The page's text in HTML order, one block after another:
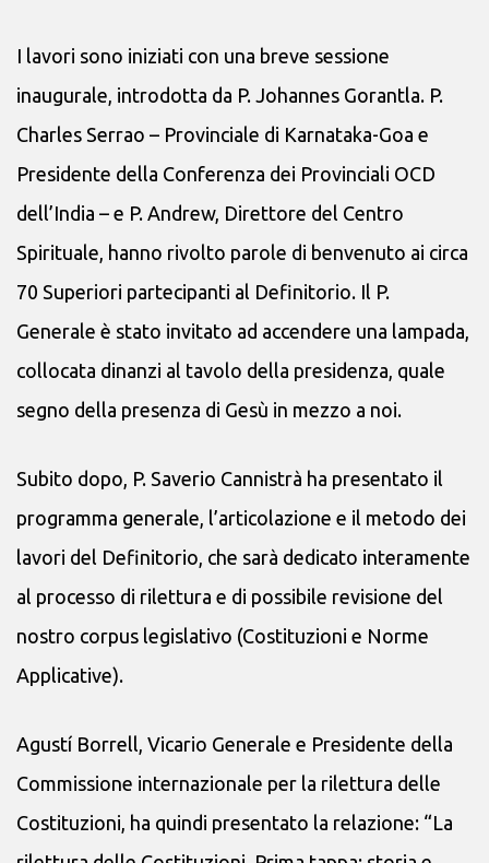
I lavori sono iniziati con una breve sessione
inaugurale, introdotta da P. Johannes Gorantla. P.
Charles Serrao – Provinciale di Karnataka-Goa e
Presidente della Conferenza dei Provinciali OCD
dell’India – e P. Andrew, Direttore del Centro
Spirituale, hanno rivolto parole di benvenuto ai circa
70 Superiori partecipanti al Definitorio. Il P.
Generale è stato invitato ad accendere una lampada,
collocata dinanzi al tavolo della presidenza, quale
segno della presenza di Gesù in mezzo a noi.
Subito dopo, P. Saverio Cannistrà ha presentato il
programma generale, l’articolazione e il metodo dei
lavori del Definitorio, che sarà dedicato interamente
al processo di rilettura e di possibile revisione del
nostro corpus legislativo (Costituzioni e Norme
Applicative).
Agustí Borrell, Vicario Generale e Presidente della
Commissione internazionale per la rilettura delle
Costituzioni, ha quindi presentato la relazione: “La